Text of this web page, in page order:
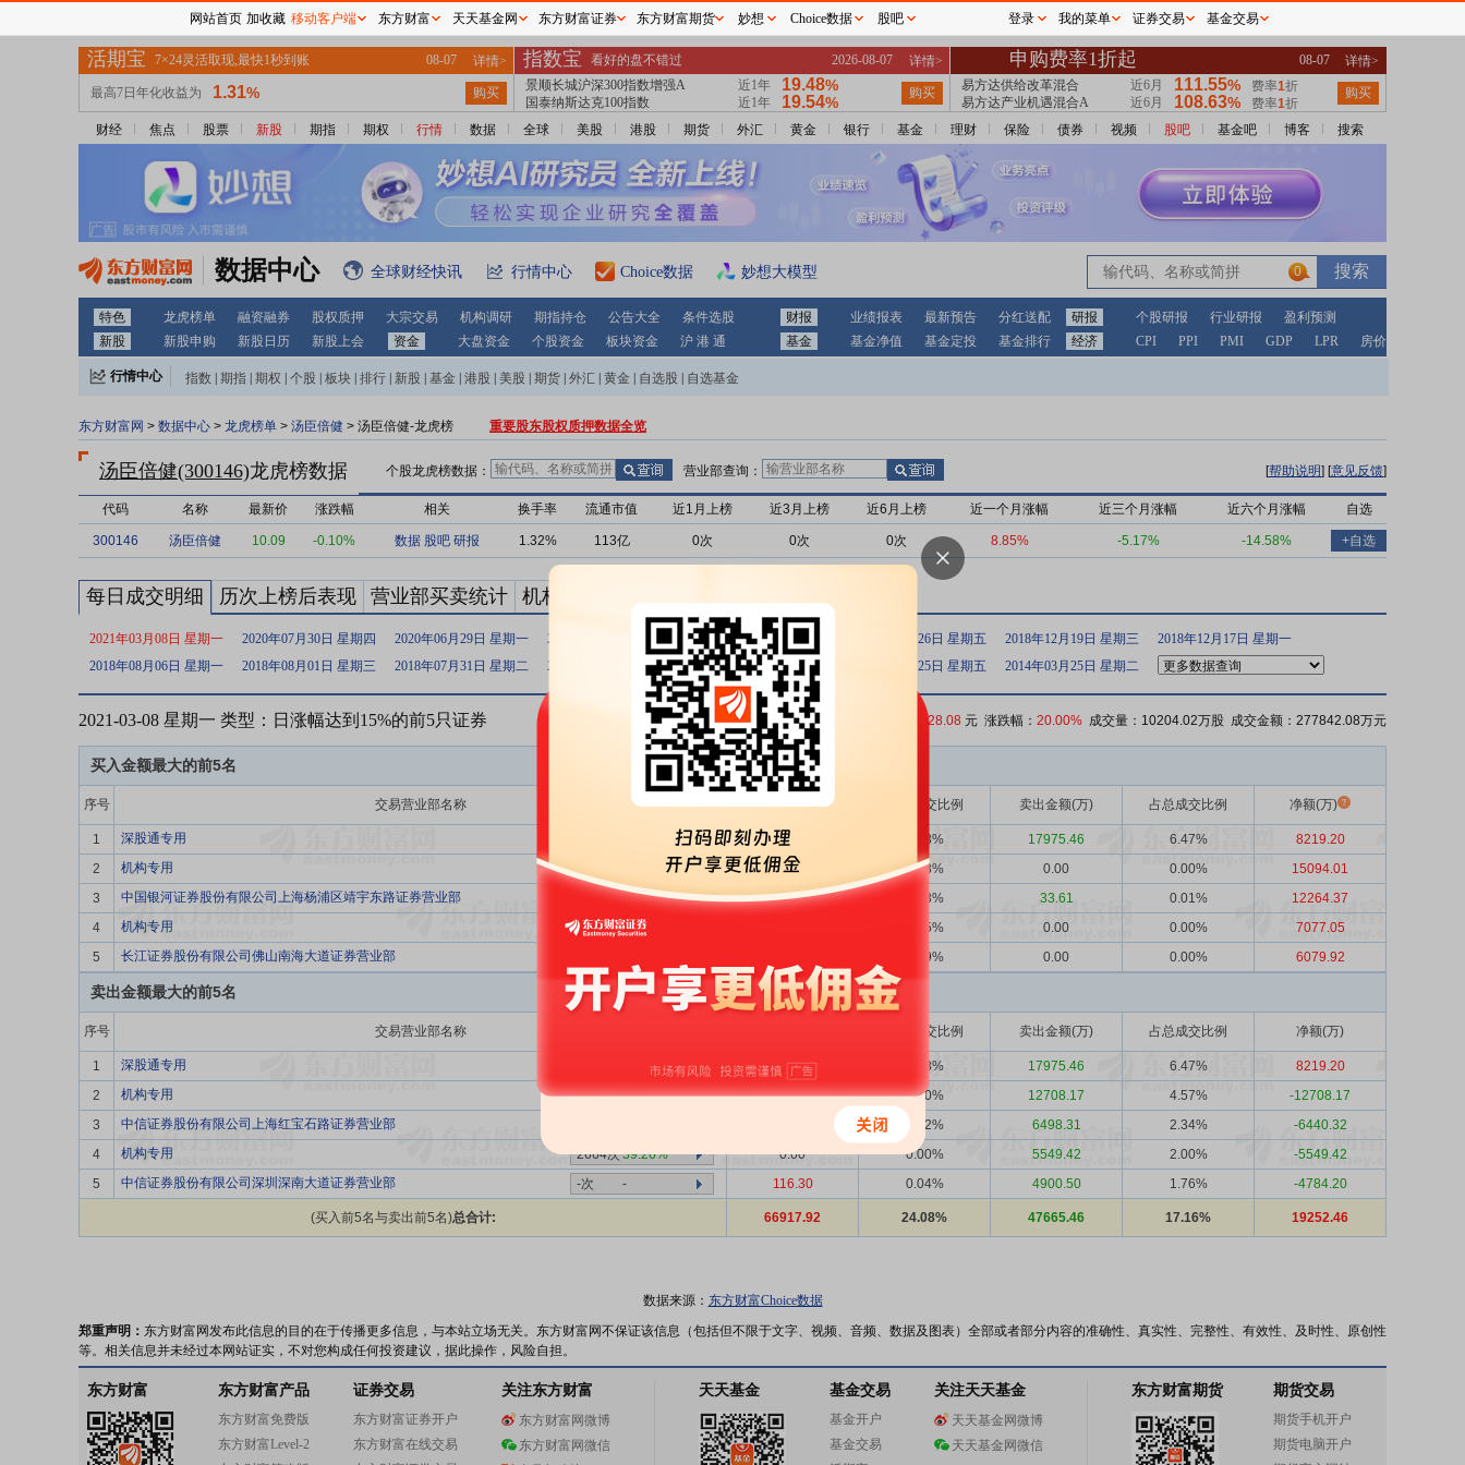
财经 焦点 股票 新股 期指 期权 行情 数据 全球 美股 港股 期货 外汇 黄金 银行 基金 理财 保险 债券 视频 股吧 基金吧 博客 搜索
数据中心 全球财经快讯 行情中心 Choice数据 妙想大模型 0
特色 龙虎榜单 融资融券 股权质押 大宗交易 机构调研 期指持仓 公告大全 条件选股 财报 业绩报表 最新预告 分红送配 研报 个股研报 行业研报
盈利预测
新股
新股申购 新股日历 新股上会 资金 大盘资金 个股资金 板块资金 沪 港 通 基金 基金净值 基金定投 基金排行 经济 CPI PPI PMI GDP LPR 房价
行情中心 指数 期指 期权 个股 板块 排行 新股 基金 港股 美股 期货 外汇 黄金 自选股 自选基金
东方财富网 > 数据中心 > 龙虎榜单 > 汤臣倍健 > 汤臣倍健-龙虎榜 重要股东股权质押数据全览
汤臣倍健(300146)龙虎榜数据 个股龙虎榜数据： 营业部查询： [帮助说明] [意见反馈]
代码 名称 最新价 涨跌幅 相关 换手率 流通市值 近1月上榜 近3月上榜 近6月上榜 近一个月涨幅 近三个月涨幅 近六个月涨幅 自选
300146 汤臣倍健 10.09 -0.10% 数据 股吧 研报 1.32% 113亿 0次 0次 0次 8.85% -5.17% -14.58% +自选
每日成交明细 历次上榜后表现 营业部买卖统计 机构买卖统计
2021年03月08日 星期一 2020年07月30日 星期四 2020年06月29日 星期一 2020年06月15日 星期一 2020年01月03日 星期五 2019年04月26日 星期五 2018年12月19日 星期三
2018年12月17日 星期一
2018年08月06日 星期一
2018年08月01日 星期三 2018年07月31日 星期二 2015年04月24日 星期五 2014年12月03日 星期三 2014年07月25日 星期五 2014年03月25日 星期二
2021-03-08 星期一 类型：日涨幅达到15%的前5只证券 28.08 元 涨跌幅： 20.00% 成交量：10204.02万股 成交金额：277842.08万元
买入金额最大的前5名
序号 交易营业部名称 买入金额(万) 占总成交比例 卖出金额(万) 占总成交比例 净额(万)
1 深股通专用 26194.66 9.43% 17975.46 6.47%
8219.20
2
机构专用 2664次 39.26% 15094.01 5.43% 0.00 0.00%
15094.01
3
中国银河证券股份有限公司上海杨浦区靖宇东路证券营业部 66.67% 12297.99 4.43% 33.61 0.01%
12264.37
4
机构专用 2664次39.26% 2.55% 0.00 0.00%
7077.05
5
长江证券股份有限公司佛山南海大道证券营业部 2.19% 0.00 0.00% 6079.92
卖出金额最大的前5名
序号 交易营业部名称 占总成交比例 卖出金额(万) 占总成交比例 净额(万)
1 深股通专用 39.73% 26194.66 9.43% 17975.46 6.47%
8219.20
2
机构专用 2664次39.26% 0.00 0.00% 12708.17 4.57%
-12708.17
3
中信证券股份有限公司上海红宝石路证券营业部 0.02% 6498.31 2.34%
-6440.32
4
机构专用 2664次39.26% 0.00 0.00% 5549.42 2.00%
-5549.42
5
中信证券股份有限公司深圳深南大道证券营业部 -次 - 116.30 0.04% 4900.50 1.76% -4784.20
(买入前5名与卖出前5名)总合计: 66917.92 24.08% 47665.46 17.16% 19252.46
数据来源： 东方财富Choice数据
郑重声明： 东方财富网发布此信息的目的在于传播更多信息，与本站立场无关。东方财富网不保证该信息（包括但不限于文字、视频、音频、数据及图表）全部或者部分内容的准确性、真实性、完整性、有效性、及时性、原创性
等。相关信息并未经过本网站证实，不对您构成任何投资建议，据此操作，风险自担。
网站首页 加收藏 移动客户端 东方财富 天天基金网 东方财富证券 东方财富期货 妙想 Choice数据 股吧 登录 我的菜单 证券交易 基金交易